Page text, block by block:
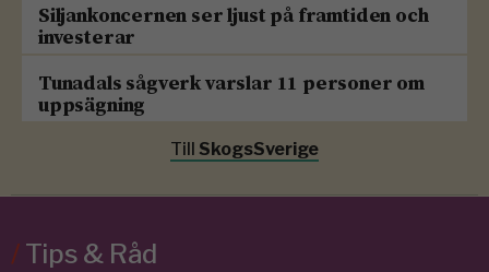
Siljankoncernen ser ljust på framtiden och
investerar
Tunadals sågverk varslar 11 personer om
uppsägning
Till SkogsSverige
/Tips & Råd